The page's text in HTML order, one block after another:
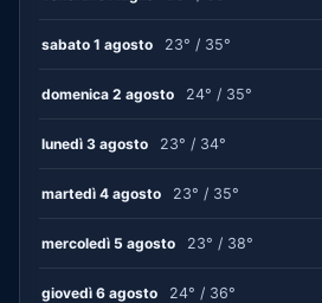
sabato 1 agosto 23° / 35°
domenica 2 agosto 24° / 35°
lunedì 3 agosto 23° / 34°
martedì 4 agosto 23° / 35°
mercoledì 5 agosto 23° / 38°
giovedì 6 agosto 24° / 36°